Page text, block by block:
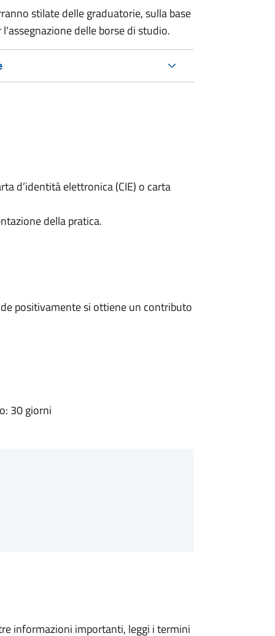
stilate delle graduatorie, sulla base
delle borse di studio.
d’identità elettronica (CIE) o carta
della pratica.
positivamente si ottiene un contributo
30 giorni
informazioni importanti, leggi i termini